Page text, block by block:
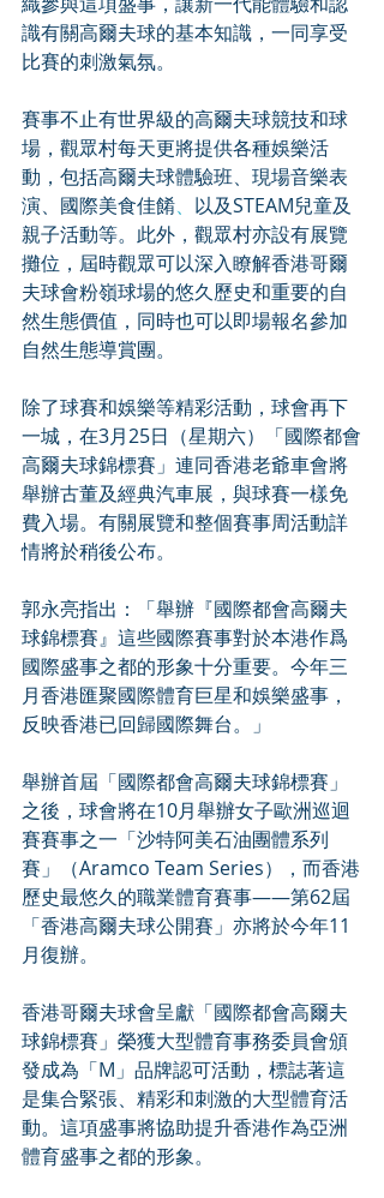
識有關高爾夫球的基本知識，一同享受
比賽的刺激氣氛。
賽事不止有世界級的高爾夫球競技和球
場，觀眾村每天更將提供各種娛樂活
動，包括高爾夫球體驗班、現場音樂表
演、國際美食佳餚、 以及STEAM兒童及
親子活動等。此外，觀眾村亦設有展覽
攤位，屆時觀眾可以深入瞭解香港哥爾
夫球會粉嶺球場的悠久歷史和重要的自
然生態價值，同時也可以即場報名參加
自然生態導賞團。
除了球賽和娛樂等精彩活動，球會再下
一城，在3月25日（星期六）「國際都會
高爾夫球錦標賽」連同香港老爺車會將
舉辦古董及經典汽車展，與球賽一樣免
費入場。有關展覽和整個賽事周活動詳
情將於稍後公布。
郭永亮指出：「舉辦『國際都會高爾夫
球錦標賽』這些國際賽事對於本港作爲
國際盛事之都的形象十分重要。今年三
月香港匯聚國際體育巨星和娛樂盛事，
反映香港已回歸國際舞台。」
舉辦首屆「國際都會高爾夫球錦標賽」
之後，球會將在10月舉辦女子歐洲巡迴
賽賽事之一「沙特阿美石油團體系列
賽」（Aramco Team Series），而香港
歷史最悠久的職業體育賽事——第62屆
「香港高爾夫球公開賽」亦將於今年11
月復辦。
香港哥爾夫球會呈獻「國際都會高爾夫
球錦標賽」榮獲大型體育事務委員會頒
發成為「M」品牌認可活動，標誌著這
是集合緊張、精彩和刺激的大型體育活
動。這項盛事將協助提升香港作為亞洲
體育盛事之都的形象。